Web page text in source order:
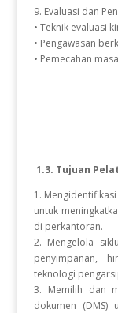
9. Evaluasi dan
• Teknik evaluasi
• Pengawasan
• Pemecahan
1.3. Tujuan
1.
untuk
di perkantoran.
2. Mengelola
penyimpanan,
teknologi
3. Memilih dan
dokumen (DMS)